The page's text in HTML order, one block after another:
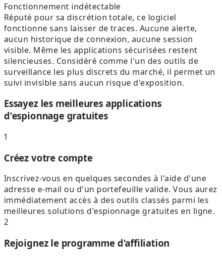
Fonctionnement indétectable
Réputé pour sa discrétion totale, ce logiciel
fonctionne sans laisser de traces. Aucune alerte,
aucun historique de connexion, aucune session
visible. Même les applications sécurisées restent
silencieuses. Considéré comme l'un des outils de
surveillance les plus discrets du marché, il permet un
suivi invisible sans aucun risque d'exposition.
Essayez les meilleures applications
d'espionnage gratuites
1
Créez votre compte
Inscrivez-vous en quelques secondes à l'aide d'une
adresse e-mail ou d'un portefeuille valide. Vous aurez
immédiatement accès à des outils classés parmi les
meilleures solutions d'espionnage gratuites en ligne.
2
Rejoignez le programme d'affiliation